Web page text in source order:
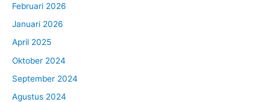
Februari 2026
Januari 2026
April 2025
Oktober 2024
September 2024
Agustus 2024